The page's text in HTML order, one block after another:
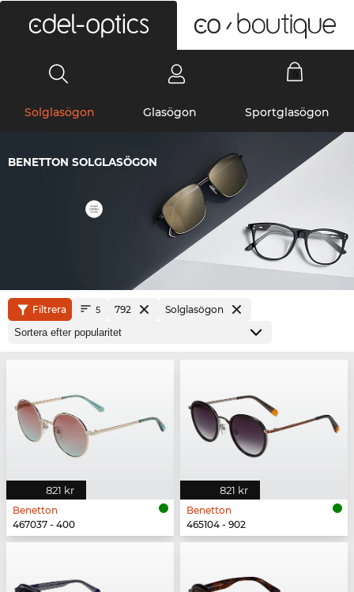
Solglasögon Glasögon Sportglasögon
BENETTON SOLGLASÖGON
Filtrera 5 792 Solglasögon
821 kr
Benetton
467037 - 400
821 kr
Benetton
465104 - 902